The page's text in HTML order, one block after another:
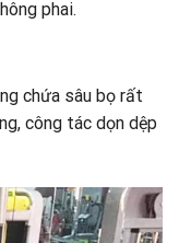
phai.
chứa sâu bọ rất
công tác dọn dệp